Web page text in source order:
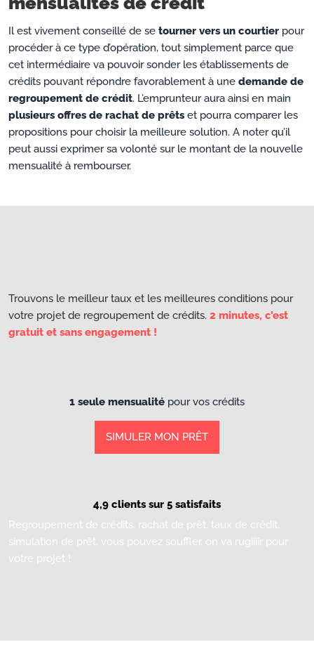
Il est vivement conseillé de se tourner vers un courtier pour
procéder à ce type d’opération, tout simplement parce que
cet intermédiaire va pouvoir sonder les établissements de
crédits pouvant répondre favorablement à une demande de
regroupement de crédit. L’emprunteur aura ainsi en main
plusieurs offres de rachat de prêts et pourra comparer les
propositions pour choisir la meilleure solution. A noter qu’il
peut aussi exprimer sa volonté sur le montant de la nouvelle
mensualité à rembourser.
Trouvons le meilleur taux et les meilleures conditions pour
votre projet de regroupement de crédits. 2 minutes, c’est
gratuit et sans engagement !
1 seule mensualité pour vos crédits
SIMULER MON PRÊT
4,9 clients sur 5 satisfaits
Regroupement de crédits, rachat de prêt, taux de crédit,
simulation de prêt, vous pouvez souffler, on va rugiiiir pour
votre projet !